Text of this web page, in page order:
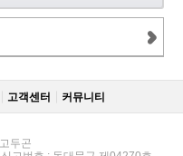
고객센터 커뮤니티
두곤